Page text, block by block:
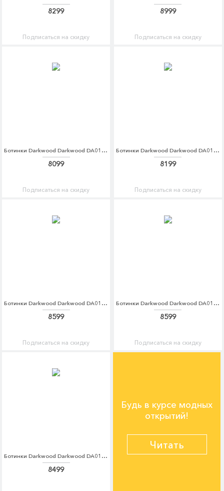
8299
Подписаться на скидку
8999
Подписаться на скидку
Ботинки Darkwood Darkwood DA014AWCBGH8
8099
Подписаться на скидку
Ботинки Darkwood Darkwood DA014AWCBGI0
8199
Подписаться на скидку
Ботинки Darkwood Darkwood DA014AMCBGH2
8599
Подписаться на скидку
Ботинки Darkwood Darkwood DA014AWCBGK5
8599
Подписаться на скидку
Ботинки Darkwood Darkwood DA014AWCBGK6
8499
Будь в курсе модных
открытий!
Читать